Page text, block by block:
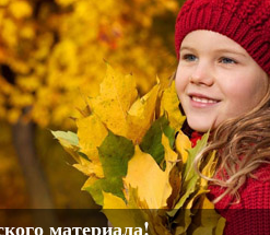
материала!